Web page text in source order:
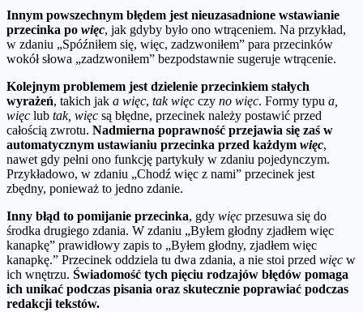
Innym powszechnym błędem jest nieuzasadnione wstawianie
przecinka po więc, jak gdyby było ono wtrąceniem. Na przykład,
w zdaniu „Spóźniłem się, więc, zadzwoniłem” para przecinków
wokół słowa „zadzwoniłem” bezpodstawnie sugeruje wtrącenie.
Kolejnym problemem jest dzielenie przecinkiem stałych
wyrażeń, takich jak a więc, tak więc czy no więc. Formy typu a,
więc lub tak, więc są błędne, przecinek należy postawić przed
całością zwrotu. Nadmierna poprawność przejawia się zaś w
automatycznym ustawianiu przecinka przed każdym więc,
nawet gdy pełni ono funkcję partykuły w zdaniu pojedynczym.
Przykładowo, w zdaniu „Chodź więc z nami” przecinek jest
zbędny, ponieważ to jedno zdanie.
Inny błąd to pomijanie przecinka, gdy więc przesuwa się do
środka drugiego zdania. W zdaniu „Byłem głodny zjadłem więc
kanapkę” prawidłowy zapis to „Byłem głodny, zjadłem więc
kanapkę.” Przecinek oddziela tu dwa zdania, a nie stoi przed więc w
ich wnętrzu. Świadomość tych pięciu rodzajów błędów pomaga
ich unikać podczas pisania oraz skutecznie poprawiać podczas
redakcji tekstów.